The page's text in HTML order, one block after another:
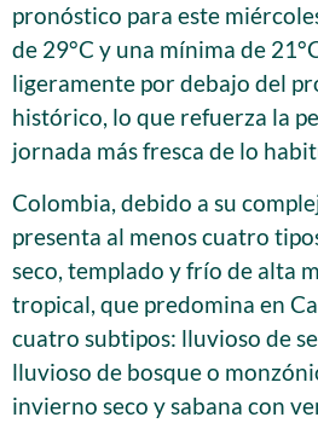
pronóstico para este
de 29°C y una mínima de
ligeramente por debajo del
histórico, lo que refuerza la
jornada más fresca de lo
Colombia, debido a su
presenta al menos cuatro
seco, templado y frío de alta
tropical, que predomina en
cuatro subtipos: lluvioso de
lluvioso de bosque o
invierno seco y sabana con